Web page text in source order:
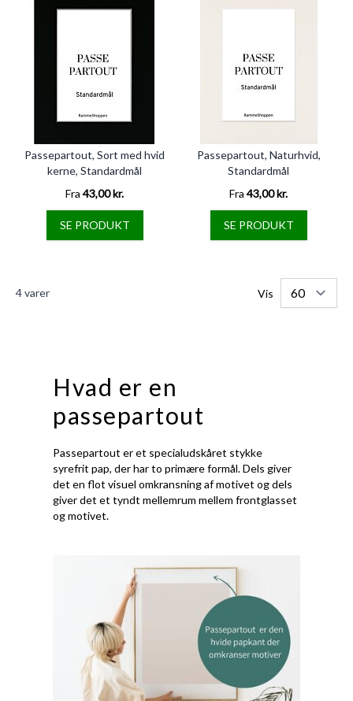
Passepartout, Sort med hvid
kerne, Standardmål
Fra 43,00 kr.
SE PRODUKT
Passepartout, Naturhvid,
Standardmål
Fra 43,00 kr.
SE PRODUKT
4varer Vis
Hvad er en
passepartout
Passepartout er et specialudskåret stykke
syrefrit pap, der har to primære formål. Dels giver
det en flot visuel omkransning af motivet og dels
giver det et tyndt mellemrum mellem frontglasset
og motivet.